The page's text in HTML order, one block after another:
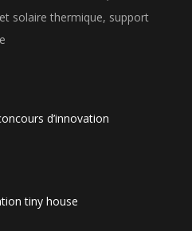
solaire thermique, support
d’innovation
tiny house